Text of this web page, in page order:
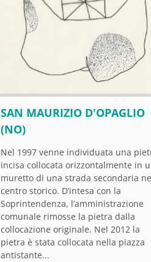
SAN MAURIZIO D'OPAGLIO
(NO)
Nel 1997 venne individuata una
incisa collocata orizzontalmente in
muretto di una strada secondaria
centro storico. D’intesa con la
Soprintendenza, l’amministrazione
comunale rimosse la pietra dalla
collocazione originale. Nel 2012 la
pietra è stata collocata nella piazza
antistante...